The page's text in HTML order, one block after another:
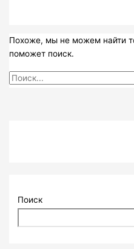
Похоже, мы не можем найти
поможет поиск.
Поиск:
Поиск